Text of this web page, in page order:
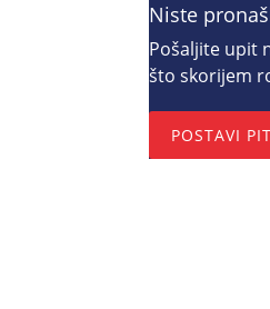
Niste
Pošaljite upit
što skorijem
POSTAVI